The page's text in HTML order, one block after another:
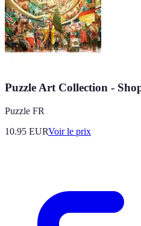
Puzzle Art Collection -
Puzzle FR
10.95 EURVoir le prix